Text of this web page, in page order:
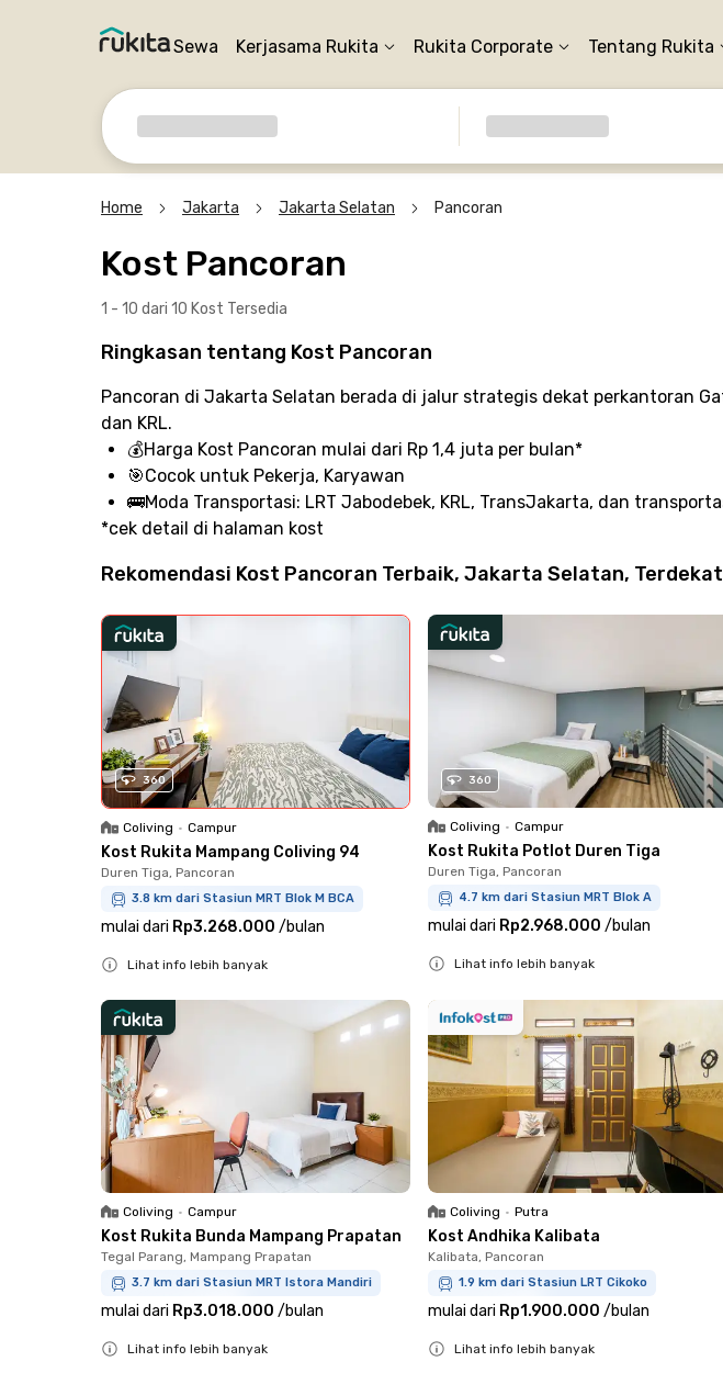
Sewa Kerjasama Rukita Rukita Corporate Tentang Rukita
Home Jakarta Jakarta Selatan Pancoran
Kost Pancoran
1 - 10 dari 10 Kost Tersedia
Ringkasan tentang Kost Pancoran
Pancoran di Jakarta Selatan berada di jalur strategis dekat perkantoran
dan KRL.
💰Harga Kost Pancoran mulai dari Rp 1,4 juta per bulan*
🎯Cocok untuk Pekerja, Karyawan
🚌Moda Transportasi: LRT Jabodebek, KRL, TransJakarta, dan
*cek detail di halaman kost
Rekomendasi Kost Pancoran Terbaik, Jakarta Selatan,
360
Coliving • Campur
Kost Rukita Mampang Coliving 94
Duren Tiga, Pancoran
3.8 km dari Stasiun MRT Blok M BCA
mulai dari Rp3.268.000 /bulan
Lihat info lebih banyak
360
Coliving • Campur
Kost Rukita Potlot Duren Tiga
Duren Tiga, Pancoran
4.7 km dari Stasiun MRT Blok A
mulai dari Rp2.968.000 /bulan
Lihat info lebih banyak
Coliving • Campur
Kost Rukita Bunda Mampang Prapatan
Tegal Parang, Mampang Prapatan
3.7 km dari Stasiun MRT Istora Mandiri
mulai dari Rp3.018.000 /bulan
Lihat info lebih banyak
Coliving • Putra
Kost Andhika Kalibata
Kalibata, Pancoran
1.9 km dari Stasiun LRT Cikoko
mulai dari Rp1.900.000 /bulan
Lihat info lebih banyak